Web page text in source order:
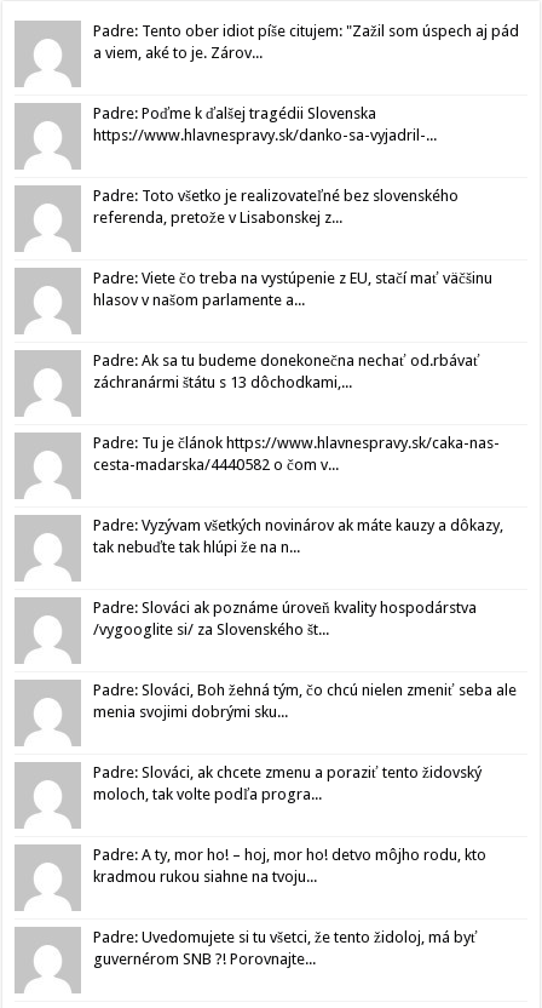
Padre: Tento ober idiot píše citujem: "Zažil som úspech aj pád
a viem, aké to je. Zárov...
Padre: Poďme k ďalšej tragédii Slovenska
https://www.hlavnespravy.sk/danko-sa-vyjadril-...
Padre: Toto všetko je realizovateľné bez slovenského
referenda, pretože v Lisabonskej z...
Padre: Viete čo treba na vystúpenie z EU, stačí mať väčšinu
hlasov v našom parlamente a...
Padre: Ak sa tu budeme donekonečna nechať od.rbávať
záchranármi štátu s 13 dôchodkami,...
Padre: Tu je článok https://www.hlavnespravy.sk/caka-nas-
cesta-madarska/4440582 o čom v...
Padre: Vyzývam všetkých novinárov ak máte kauzy a dôkazy,
tak nebuďte tak hlúpi že na n...
Padre: Slováci ak poznáme úroveň kvality hospodárstva
/vygooglite si/ za Slovenského št...
Padre: Slováci, Boh žehná tým, čo chcú nielen zmeniť seba ale
menia svojimi dobrými sku...
Padre: Slováci, ak chcete zmenu a poraziť tento židovský
moloch, tak volte podľa progra...
Padre: A ty, mor ho! – hoj, mor ho! detvo môjho rodu, kto
kradmou rukou siahne na tvoju...
Padre: Uvedomujete si tu všetci, že tento židoloj, má byť
guvernérom SNB ?! Porovnajte...